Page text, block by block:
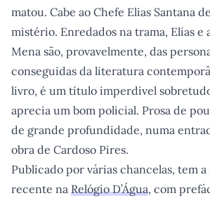
matou. Cabe ao Chefe Elias Santana
mistério. Enredados na trama, Elias e
Mena são, provavelmente, das
conseguidas da literatura
livro, é um título imperdível
aprecia um bom policial. Prosa de
de grande profundidade, numa
obra de Cardoso Pires.
Publicado por várias chancelas, tem a
recente na Relógio D’Água, com